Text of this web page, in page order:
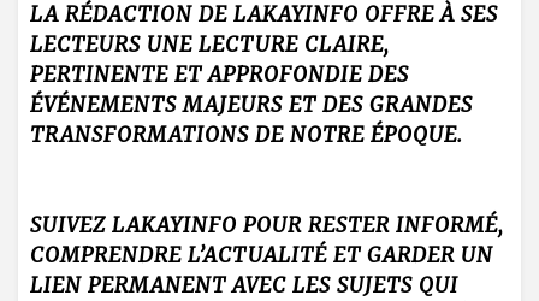
LA RÉDACTION DE LAKAYINFO OFFRE À SES
LECTEURS UNE LECTURE CLAIRE,
PERTINENTE ET APPROFONDIE DES
ÉVÉNEMENTS MAJEURS ET DES GRANDES
TRANSFORMATIONS DE NOTRE ÉPOQUE.
SUIVEZ LAKAYINFO POUR RESTER INFORMÉ,
COMPRENDRE L’ACTUALITÉ ET GARDER UN
LIEN PERMANENT AVEC LES SUJETS QUI